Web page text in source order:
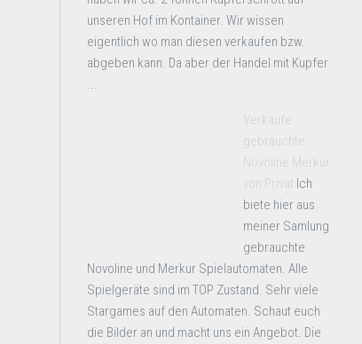
unseren Hof im Kontainer. Wir wissen
eigentlich wo man diesen verkaufen bzw.
abgeben kann. Da aber der Handel mit Kupfer
...
Verkaufe
gebrauchte
Novoline Merkur
von Privat Ich
biete hier aus
meiner Samlung
gebrauchte
Novoline und Merkur Spielautomaten. Alle
Spielgeräte sind im TOP Zustand. Sehr viele
Stargames auf den Automaten. Schaut euch
die Bilder an und macht uns ein Angebot. Die